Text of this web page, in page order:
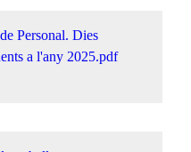
Personal. Dies
a l'any 2025.pdf